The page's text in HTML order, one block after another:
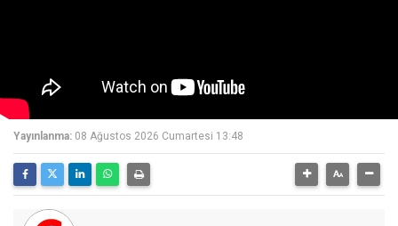
Yayınlanma: 08 Ağustos 2026 Cumartesi 13:48